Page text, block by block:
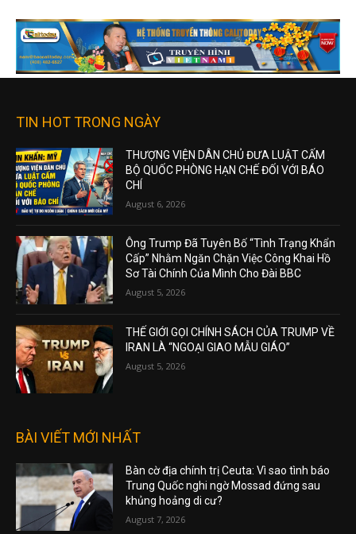
TIN HOT TRONG NGÀY
THƯỢNG VIỆN DÂN CHỦ ĐƯA LUẬT CẤM
BỘ QUỐC PHÒNG HẠN CHẾ ĐỐI VỚI BÁO
CHÍ
August 6, 2026
Ông Trump Đã Tuyên Bố “Tình Trạng Khẩn
Cấp” Nhằm Ngăn Chặn Việc Công Khai Hồ
Sơ Tài Chính Của Mình Cho Đài BBC
August 5, 2026
THẾ GIỚI GỌI CHÍNH SÁCH CỦA TRUMP VỀ
IRAN LÀ “NGOẠI GIAO MẪU GIÁO”
August 5, 2026
BÀI VIẾT MỚI NHẤT
Bàn cờ địa chính trị Ceuta: Vì sao tình báo
Trung Quốc nghi ngờ Mossad đứng sau
khủng hoảng di cư?
August 7, 2026